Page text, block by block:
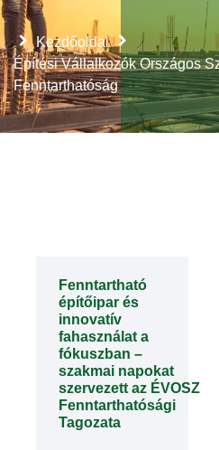
Kezdőoldal
Építési Vállalkozók Országos
Fenntarthatóság
Fenntartható
építőipar és
innovatív
fahasználat a
fókuszban –
szakmai napokat
szervezett az ÉVOSZ
Fenntarthatósági
Tagozata